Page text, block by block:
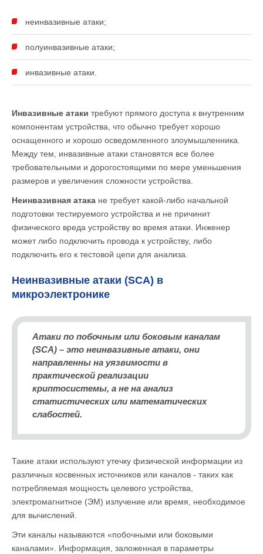
неинвазивные атаки;
полуинвазивные атаки;
инвазивные атаки.
Инвазивные атаки требуют прямого доступа к внутренним
компонентам устройства, что обычно требует хорошо
оснащенного и хорошо осведомленного злоумышленника.
Между тем, инвазивные атаки становятся все более
требовательными и дорогостоящими по мере уменьшения
размеров и увеличения сложности устройства.
Неинвазивная атака не требует какой-либо начальной
подготовки тестируемого устройства и не причинит
физического вреда устройству во время атаки. Инженер
может либо подключить провода к устройству, либо
подключить его к тестовой цепи для анализа.
Неинвазивные атаки (SCA) в
микроэлектронике
Атаки по побочным или боковым каналам
(SCA) – это неинвазивные атаки, они
направленны на уязвимости в
практической реализации
криптосистемы, а не на анализ
статистических или математических
слабостей.
Такие атаки используют утечку физической информации из
различных косвенных источников или каналов - таких как
потребляемая мощность целевого устройства,
электромагнитное (ЭМ) излучение или время, необходимое
для вычислений.
Эти каналы называются «побочными или боковыми
каналами». Информация, заложенная в параметры